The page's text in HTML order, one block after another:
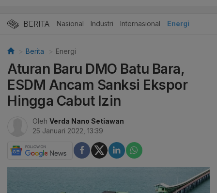
BERITA Nasional Industri Internasional Energi
Berita Energi
Aturan Baru DMO Batu Bara,
ESDM Ancam Sanksi Ekspor
Hingga Cabut Izin
Oleh Verda Nano Setiawan
25 Januari 2022, 13:39